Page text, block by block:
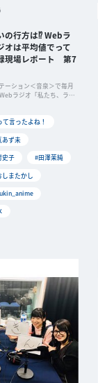
の行方は⁉ Webラ
オは平均値でって
現場レポート 第7
ーション＜音泉＞で毎月
ラジオ「私たち、ラジ
言ったよね！
あず未
史子
#田澤茉純
しまたかし